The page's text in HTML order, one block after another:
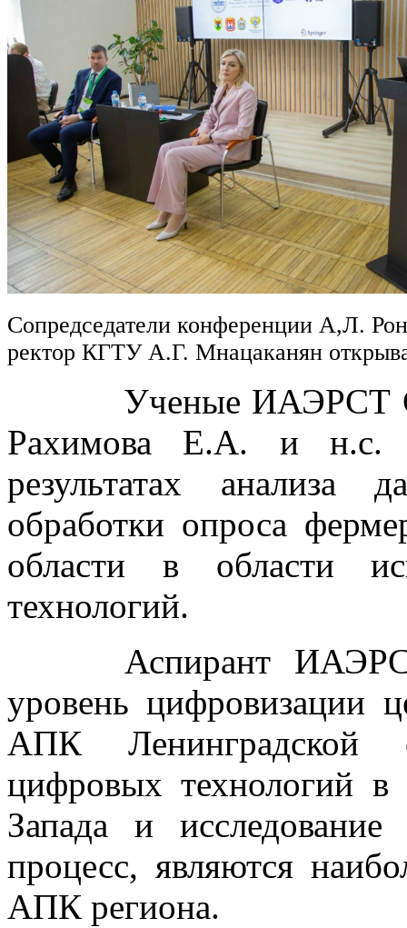
Сопредседатели конференции А,Л.
ректор КГТУ А.Г. Мнацаканян
Ученые ИАЭРСТ
Рахимова Е.А. и н.с.
результатах
обработки опроса
области в области
технологий.
Аспирант ИАЭРСТ
уровень цифровизации
АПК Ленинградской
цифровых технологий
Запада и
процесс, являются
АПК региона.